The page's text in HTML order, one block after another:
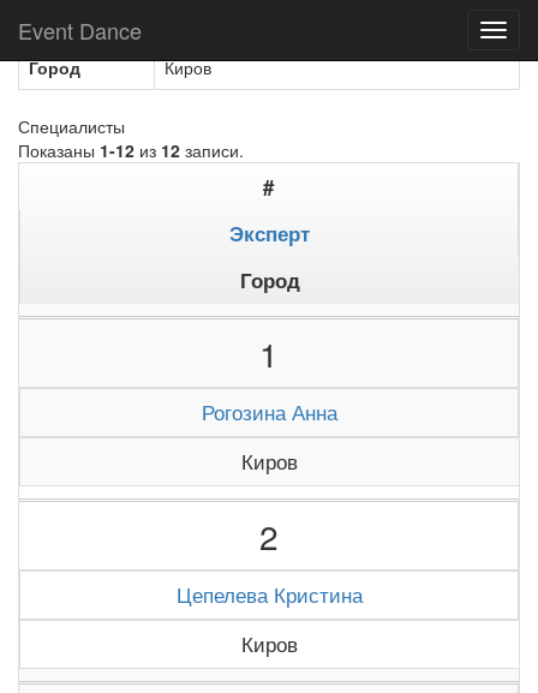
Event Dance
Название
Город
Киров
Специалисты
Показаны 1-12 из 12 записи.
#
Эксперт
Город
1
Рогозина Анна
Киров
2
Цепелева Кристина
Киров